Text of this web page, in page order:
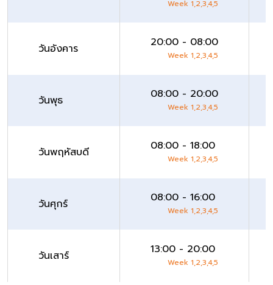
Week 1,2,3,4,5
วันอังคาร 20:00 - 08:00
Week 1,2,3,4,5
วันพุธ 08:00 - 20:00
Week 1,2,3,4,5
วันพฤหัสบดี 08:00 - 18:00
Week 1,2,3,4,5
วันศุกร์ 08:00 - 16:00
Week 1,2,3,4,5
วันเสาร์ 13:00 - 20:00
Week 1,2,3,4,5